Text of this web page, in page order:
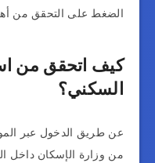
الضغط على التحقق من
كيف اتحقق من
السكني؟
عن طريق الدخول عبر
من وزارة الإسكان داخل